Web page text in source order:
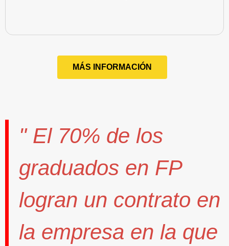
MÁS INFORMACIÓN
" El 70% de los
graduados en FP
logran un contrato en
la empresa en la que